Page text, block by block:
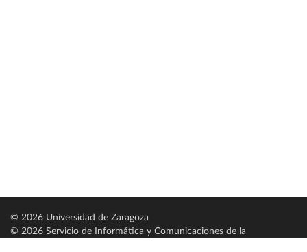
© 2026 Universidad de Zaragoza
© 2026 Servicio de Informática y Comunicaciones de la